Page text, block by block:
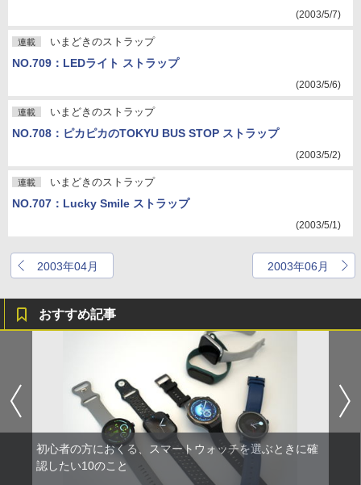
(2003/5/7)
連載 いまどきのストラップ
NO.709：LEDライト ストラップ
(2003/5/6)
連載 いまどきのストラップ
NO.708：ピカピカのTOKYU BUS STOP ストラップ
(2003/5/2)
連載 いまどきのストラップ
NO.707：Lucky Smile ストラップ
(2003/5/1)
2003年04月 2003年06月
おすすめ記事
初心者の方におくる、スマートウォッチを選ぶときに確
認したい10のこと